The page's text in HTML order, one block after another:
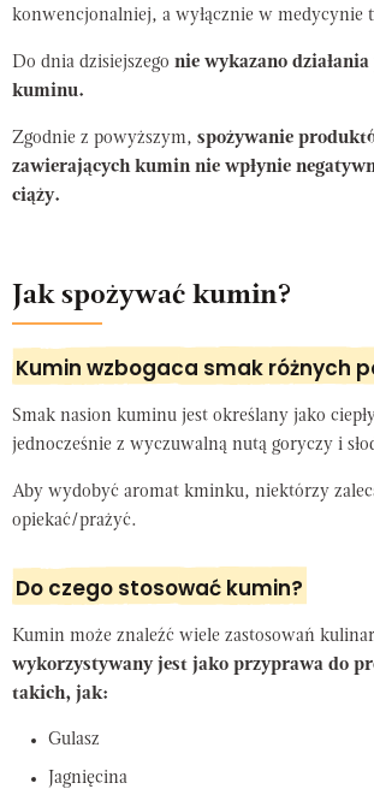
konwencjonalniej, a wyłącznie w medycynie
Do dnia dzisiejszego nie wykazano działania
kuminu.
Zgodnie z powyższym, spożywanie
zawierających kumin nie wpłynie
ciąży.
Jak spożywać kumin?
Kumin wzbogaca smak różnych
Smak nasion kuminu jest określany jako
jednocześnie z wyczuwalną nutą goryczy i
Aby wydobyć aromat kminku, niektórzy
opiekać/prażyć.
Do czego stosować kumin?
Kumin może znaleźć wiele zastosowań
wykorzystywany jest jako przyprawa do
takich, jak:
Gulasz
Jagnięcina